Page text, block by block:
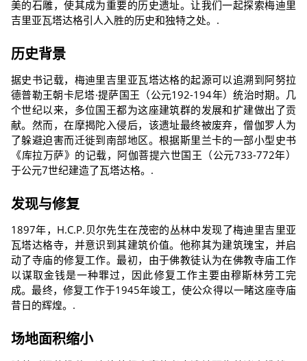
美的石雕，使其成为重要的历史遗址。让我们一起探索梅迪里
吉里亚瓦塔达格引人入胜的历史和独特之处。.
历史背景
据史书记载，梅迪里吉里亚瓦塔达格的起源可以追溯到阿努拉
德普勒王朝卡尼塔·提萨国王（公元192-194年）统治时期。几
个世纪以来，多位国王都为这座建筑群的发展和扩建做出了贡
献。然而，在摩揭陀入侵后，该遗址最终被废弃，僧伽罗人为
了躲避迫害而迁徙到南部地区。根据斯里兰卡的一部小型史书
《库拉万萨》的记载，阿伽菩提六世国王（公元733-772年）
于公元7世纪建造了瓦塔达格。.
发现与修复
1897年，H.C.P.贝尔先生在茂密的丛林中发现了梅迪里吉里亚
瓦塔达格寺，并意识到其建筑价值。他称其为建筑瑰宝，并启
动了寺庙的修复工作。最初，由于佛教徒认为在佛教寺庙工作
以谋取金钱是一种罪过，因此修复工作主要由穆斯林劳工完
成。最终，修复工作于1945年竣工，使公众得以一睹这座寺庙
昔日的辉煌。.
场地面积缩小